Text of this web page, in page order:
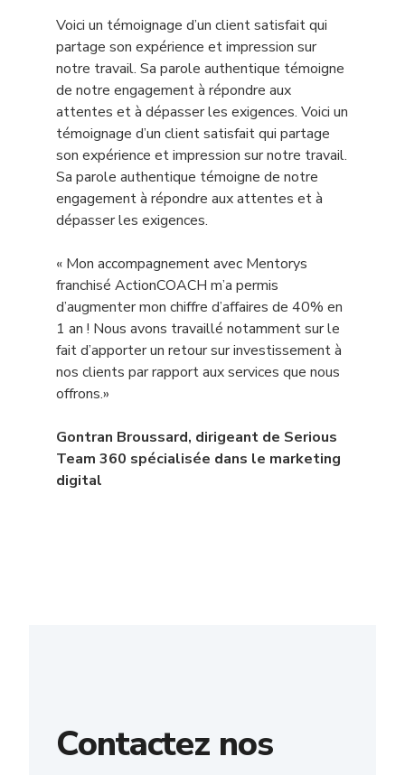
Voici un témoignage d’un client satisfait qui
partage son expérience et impression sur
notre travail. Sa parole authentique témoigne
de notre engagement à répondre aux
attentes et à dépasser les exigences. Voici un
témoignage d’un client satisfait qui partage
son expérience et impression sur notre travail.
Sa parole authentique témoigne de notre
engagement à répondre aux attentes et à
dépasser les exigences.
« Mon accompagnement avec Mentorys
franchisé ActionCOACH m’a permis
d’augmenter mon chiffre d’affaires de 40% en
1 an ! Nous avons travaillé notamment sur le
fait d’apporter un retour sur investissement à
nos clients par rapport aux services que nous
offrons.»
Gontran Broussard, dirigeant de Serious
Team 360 spécialisée dans le marketing
digital
Contactez nos